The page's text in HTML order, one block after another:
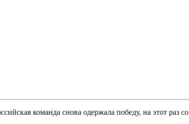
команда снова одержала победу, на этот раз